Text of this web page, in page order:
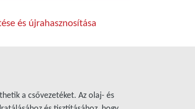
és újrahasznosítása
a csővezetéket. Az olaj- és